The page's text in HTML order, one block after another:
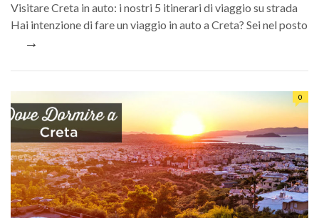
Visitare Creta in auto: i nostri 5 itinerari di viaggio su strada
Hai intenzione di fare un viaggio in auto a Creta? Sei nel posto
→
0